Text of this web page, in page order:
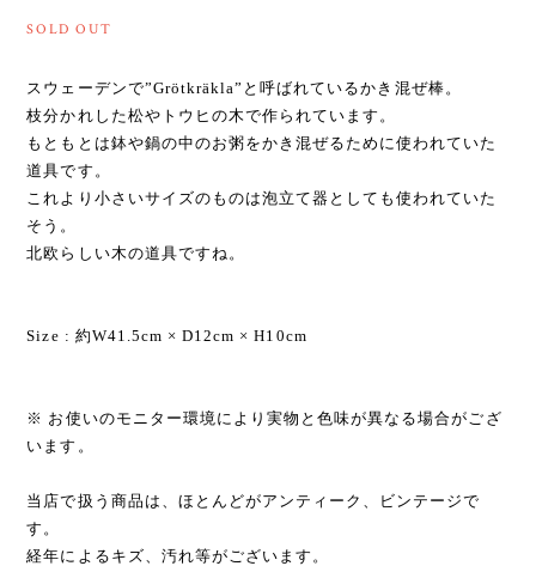
SOLD OUT
スウェーデンで”Grötkräkla”と呼ばれているかき混ぜ棒。
枝分かれした松やトウヒの木で作られています。
もともとは鉢や鍋の中のお粥をかき混ぜるために使われていた
道具です。
これより小さいサイズのものは泡立て器としても使われていた
そう。
北欧らしい木の道具ですね。
Size : 約W41.5cm × D12cm × H10cm
※ お使いのモニター環境により実物と色味が異なる場合がござ
います。
当店で扱う商品は、ほとんどがアンティーク、ビンテージで
す。
経年によるキズ、汚れ等がございます。